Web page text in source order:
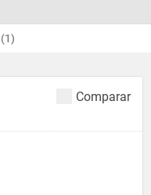
(1)
Comparar